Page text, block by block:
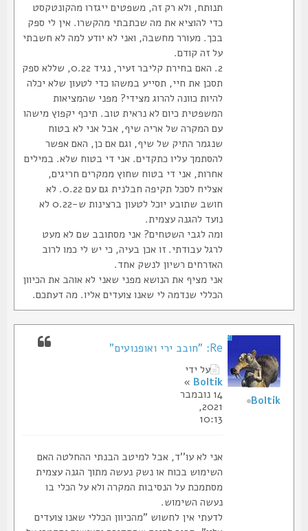
תנותח, ולא רק זה, משפטים ייגזרו מהקונטקסט
כדי להוציא את מה שכתבתי מהקשרו. אין לי ספק
בכך. מעורר מחשבה, ואני לא יודע למה לא חשבתי
על זה קודם.
2. האם בחירת קליבר זעיר, נגיד 0.22, שללא ספק
תסכן את חיי, תסייע במשהו כדי לטעון שלא יכלה
להיות כוונה להרוג מצידי? מפני שהמציאות
המשפטית כיום לא נראית טוב. תיכף יקפוץ מישהו
עם המקרה של אריה שיף, אבל אני לא בטוח
שנגמר התיק של שיף, וגם אם כן, האם אפשר
להסתמך עליו כתקדים. אני די בטוח שלא. במילים
אחרות, אני די בטוח שחוץ ממקרים חריגים,
אצליח לסכל תקיפה חבלנית גם עם 0.22. לא
חושב שתובע יוכל לטעון ברצינות ש-0.22 לא
נועד להגנה עצמית.
ומה לגבי השטחים? אני מסתובב שם לא מעט
לרגל עבודתי. זו אכן בעיה, כי יש לי כמו לרוב
האזרחים רשיון לנשק אחד.
אני מציף את הנושא מפני שאני לא אוהב את הכיוון
הכללי שנדמה לי שאנו צועדים אליו. מה דעתכם.
Re: "חובב ירי ואופנועים"
על ידי
Boltik
»
14 נובמבר
2021,
10:13
אני לא עו''ד, אבל למיטב הבנתי ההחלטה האם
השימוש בכוח או נשק נעשה מתוך הגנה עצמית
מסתמכת על הנסיבות המקרה ולא על הכלי בו
נעשה השימוש.
לדעתי אין לחשוש "מהכיוון הכללי שאנו צועדים
Boltik